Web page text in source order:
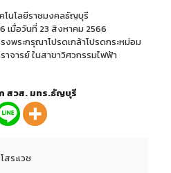
โนโลยีราชมงคลธัญบุรี
เมื่อวันที่ 23 สิงหาคม 2566
พระกรุณาโปรดเกล้าโปรดกระหม่อม
จารย์ ในสาขาวิศวกรรมไฟฟ้า
สวส. มทร.ธัญบุรี
ระเวช